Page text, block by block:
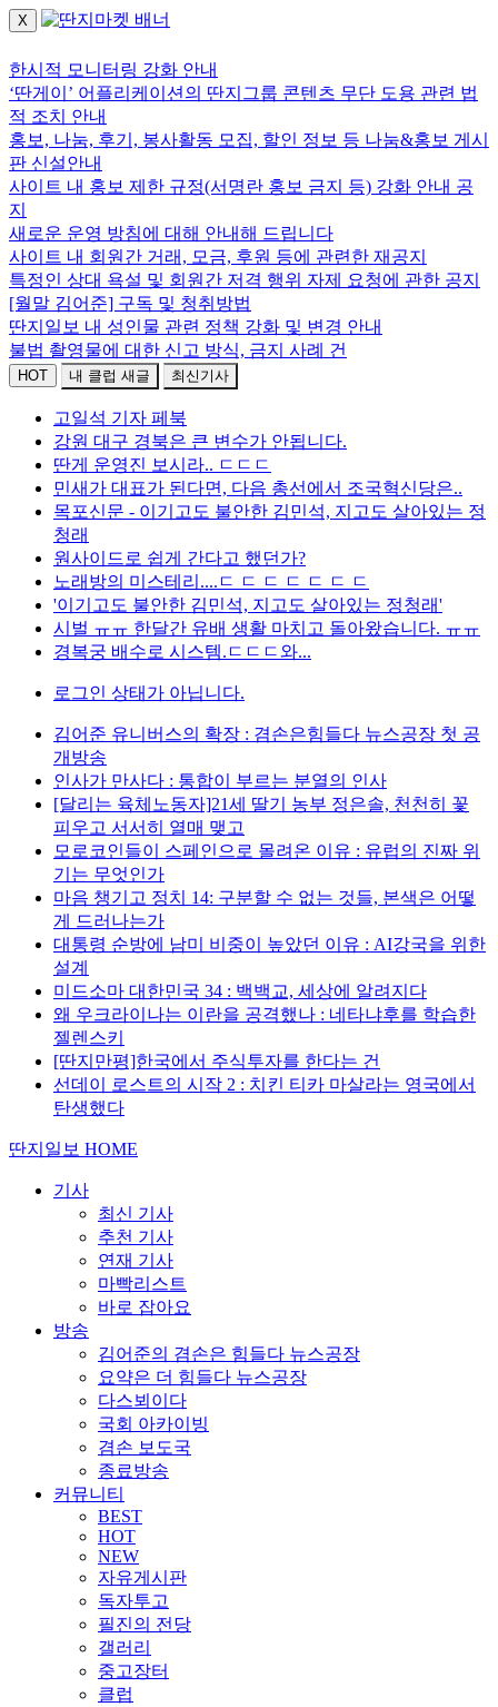
X
한시적 모니터링 강화 안내
‘딴게이’ 어플리케이션의 딴지그룹 콘텐츠 무단 도용 관련 법
적 조치 안내
홍보, 나눔, 후기, 봉사활동 모집, 할인 정보 등 나눔&홍보 게시
판 신설안내
사이트 내 홍보 제한 규정(서명란 홍보 금지 등) 강화 안내 공
지
새로운 운영 방침에 대해 안내해 드립니다
사이트 내 회원간 거래, 모금, 후원 등에 관련한 재공지
특정인 상대 욕설 및 회원간 저격 행위 자제 요청에 관한 공지
[월말 김어준] 구독 및 청취방법
딴지일보 내 성인물 관련 정책 강화 및 변경 안내
불법 촬영물에 대한 신고 방식, 금지 사례 건
HOT 내 클럽 새글 최신기사
고일석 기자 페북
강원 대구 경북은 큰 변수가 안됩니다.
딴게 운영진 보시라.. ㄷㄷㄷ
민새가 대표가 된다면, 다음 총선에서 조국혁신당은..
목포신문 - 이기고도 불안한 김민석, 지고도 살아있는 정
청래
원사이드로 쉽게 간다고 했던가?
노래방의 미스테리....ㄷ ㄷ ㄷ ㄷ ㄷ ㄷ ㄷ
'이기고도 불안한 김민석, 지고도 살아있는 정청래'
시벌 ㅠㅠ 한달간 유배 생활 마치고 돌아왔습니다. ㅠㅠ
경복궁 배수로 시스템.ㄷㄷㄷ와...
로그인 상태가 아닙니다.
김어준 유니버스의 확장 : 겸손은힘들다 뉴스공장 첫 공
개방송
인사가 만사다 : 통합이 부르는 분열의 인사
[달리는 육체노동자]21세 딸기 농부 정은솔, 천천히 꽃
피우고 서서히 열매 맺고
모로코인들이 스페인으로 몰려온 이유 : 유럽의 진짜 위
기는 무엇인가
마음 챙기고 정치 14: 구분할 수 없는 것들, 본색은 어떻
게 드러나는가
대통령 순방에 남미 비중이 높았던 이유 : AI강국을 위한
설계
미드소마 대한민국 34 : 백백교, 세상에 알려지다
왜 우크라이나는 이란을 공격했나 : 네타냐후를 학습한
젤렌스키
[딴지만평]한국에서 주식투자를 한다는 건
선데이 로스트의 시작 2 : 치킨 티카 마살라는 영국에서
탄생했다
딴지일보 HOME
기사
최신 기사
추천 기사
연재 기사
마빡리스트
바로 잡아요
방송
김어준의 겸손은 힘들다 뉴스공장
요약은 더 힘들다 뉴스공장
다스뵈이다
국회 아카이빙
겸손 보도국
종료방송
커뮤니티
BEST
HOT
NEW
자유게시판
독자투고
필진의 전당
갤러리
중고장터
클럽